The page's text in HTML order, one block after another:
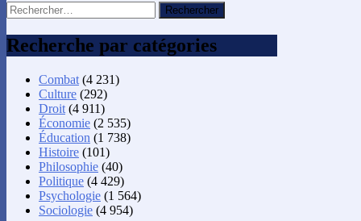
Rechercher :
Recherche par catégories
Combat (4 231)
Culture (292)
Droit (4 911)
Économie (2 535)
Éducation (1 738)
Histoire (101)
Philosophie (40)
Politique (4 429)
Psychologie (1 564)
Sociologie (4 954)